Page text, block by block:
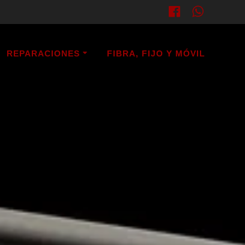
REPARACIONES FIBRA, FIJO Y MÓVIL